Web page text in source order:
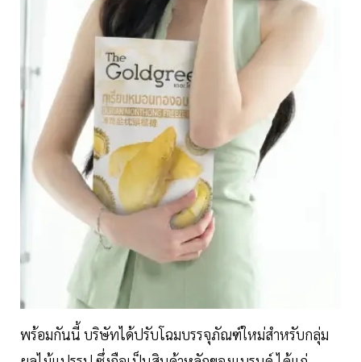
พร้อมกันนี้ บริษัทได้ปรับโฉมบรรจุภัณฑ์ใหม่สำหรับกลุ่ม